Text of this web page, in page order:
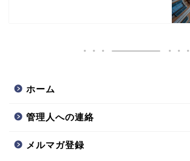
ホーム
管理人への連絡
メルマガ登録